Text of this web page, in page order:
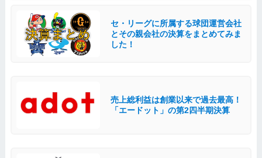
セ・リーグに所属する球団運営会社
とその親会社の決算をまとめてみま
した！
売上総利益は創業以来で過去最高！
「エードット」の第2四半期決算